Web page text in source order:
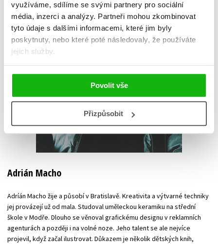
využíváme, sdílíme se svými partnery pro sociální
média, inzerci a analýzy. Partneři mohou zkombinovat
tyto údaje s dalšími informacemi, které jim byly
poskytnuty, nebo které poté následovaly, že používáte
jejich služby.
Povolit vše
Přizpůsobit
Adrián Macho
Adríán Macho žije a působí v Bratislavě. Kreativita a výtvarné techniky
jej provázejí už od mala. Studoval uměleckou keramiku na střední
škole v Modře. Dlouho se věnoval grafickému designu v reklamních
agenturách a později i na volné noze. Jeho talent se ale nejvíce
projevil, když začal ilustrovat. Důkazem je několik dětských knih,